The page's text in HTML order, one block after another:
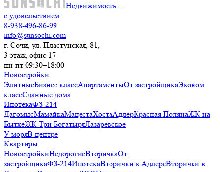
Недвижимость –
с удовольствием
8-938-496-86-99
info@sunsochi.com
г. Сочи, ул. Пластунская, 81,
3 этаж, офис 17
пн-пт 09:30–18:00
Новостройки
ЭлитныеБизнес классАпартаментыОт застройщикаЭконом
классСданные дома
ИпотекаФЗ-214
ДагомысМамайкаМацестаХостаАдлерКрасная ПолянаЖК на
БытхеЖК Три БогатыряЛазаревское
У моряВ центре
Квартиры
НовостройкиНедорогиеВторичкаОт
застройщикаФЗ-214ИпотекаВторички в АдлереВторички в